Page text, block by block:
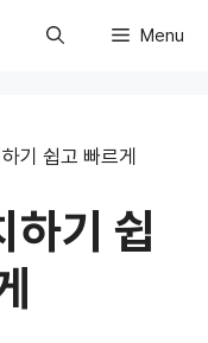
Menu
기 쉽고 빠르게
하기 쉽